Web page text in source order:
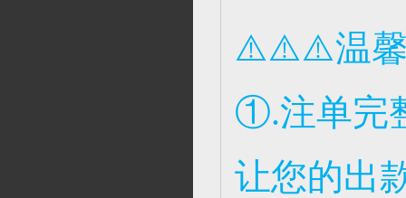
⚠️⚠️⚠️温馨
①.注单完
让您的出